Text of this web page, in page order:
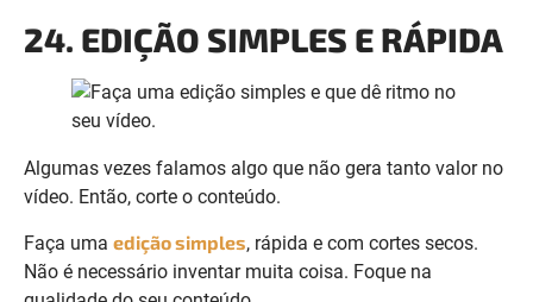
Algumas vezes falamos algo que não gera tanto valor no
vídeo. Então, corte o conteúdo.
Faça uma edição simples
Não é necessário inventar muita coisa. Foque na
qualidade do seu conteúdo.
25. LANCE O CANAL COM
VÁRIOS VÍDEOS